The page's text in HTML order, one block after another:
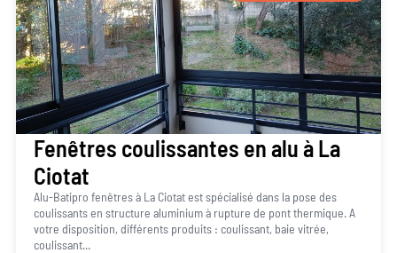
Fenêtres coulissantes en alu à La
Ciotat
Alu-Batipro fenêtres à La Ciotat est spécialisé dans la pose des
coulissants en structure aluminium à rupture de pont thermique. A
votre disposition, différents produits : coulissant, baie vitrée,
coulissant...